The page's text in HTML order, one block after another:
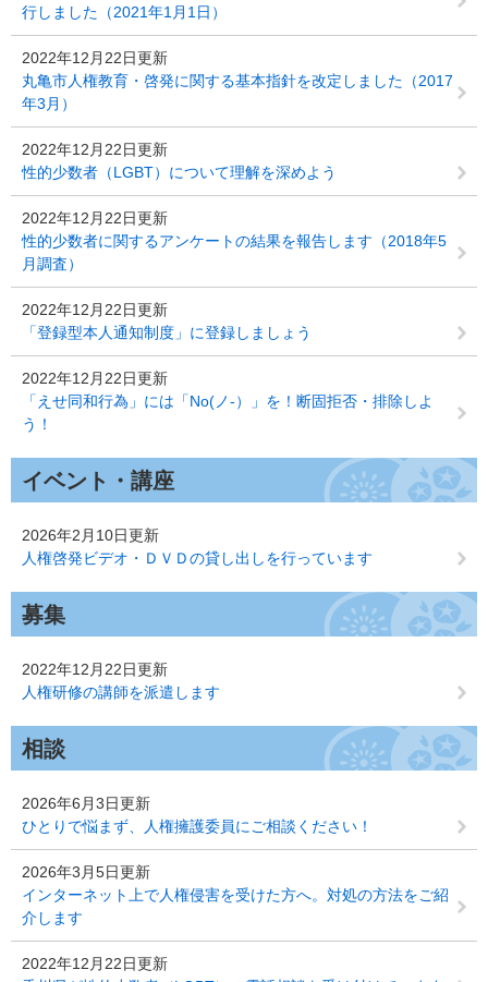
行しました（2021年1月1日）
2022年12月22日更新
丸亀市人権教育・啓発に関する基本指針を改定しました（2017
年3月）
2022年12月22日更新
性的少数者（LGBT）について理解を深めよう
2022年12月22日更新
性的少数者に関するアンケートの結果を報告します（2018年5
月調査）
2022年12月22日更新
「登録型本人通知制度」に登録しましょう
2022年12月22日更新
「えせ同和行為」には「No(ノ‐）」を！断固拒否・排除しよ
う！
イベント・講座
2026年2月10日更新
人権啓発ビデオ・ＤＶＤの貸し出しを行っています
募集
2022年12月22日更新
人権研修の講師を派遣します
相談
2026年6月3日更新
ひとりで悩まず、人権擁護委員にご相談ください！
2026年3月5日更新
インターネット上で人権侵害を受けた方へ。対処の方法をご紹
介します
2022年12月22日更新